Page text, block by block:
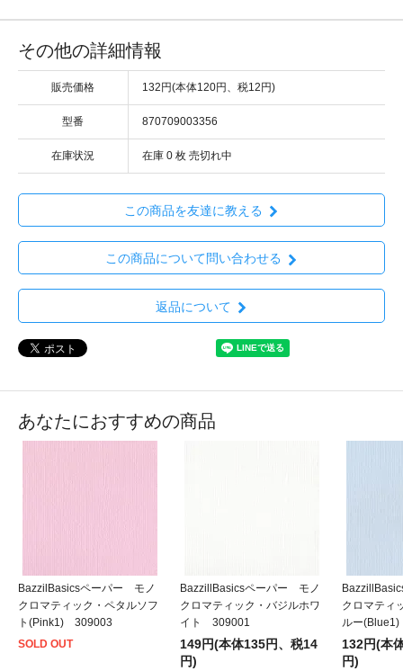
その他の詳細情報
販売価格 132円(本体120円、税12円)
型番 870709003356
在庫状況 在庫 0 枚 売切れ中
この商品を友達に教える
この商品について問い合わせる
返品について
あなたにおすすめの商品
BazzilBasicsペーパー モノ
クロマティック・ペタルソフ
ト(Pink1) 309003
SOLD OUT
BazzillBasicsペーパー モノ
クロマティック・バジルホワ
イト 309001
149円(本体135円、税14
円)
クロマティ
ルー
132円(本
円)